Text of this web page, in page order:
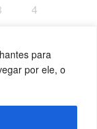
para
por ele, o
4